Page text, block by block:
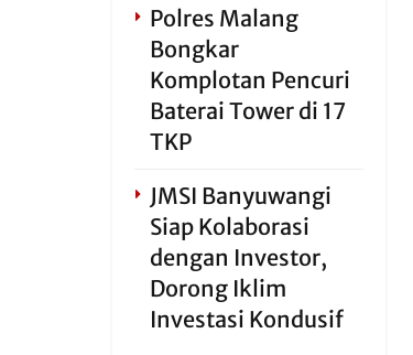
Polres Malang
Bongkar
Komplotan Pencuri
Baterai Tower di 17
TKP
JMSI Banyuwangi
Siap Kolaborasi
dengan Investor,
Dorong Iklim
Investasi Kondusif